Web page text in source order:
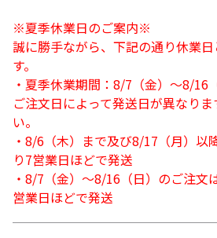
※夏季休業日のご案内※
誠に勝手ながら、下記の通り休業
す。
・夏季休業期間：8/7（金）～8/16
ご注文日によって発送日が異なり
い。
・8/6（木）まで及び8/17（月）以
り7営業日ほどで発送
・8/7（金）～8/16（日）のご注文
営業日ほどで発送